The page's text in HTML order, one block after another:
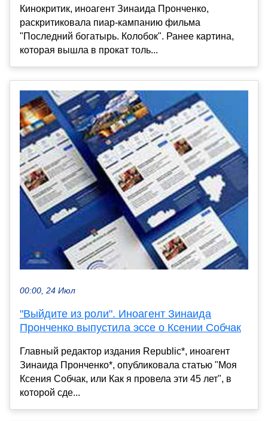
Кинокритик, иноагент Зинаида Пронченко,
раскритиковала пиар-кампанию фильма
"Последний богатырь. Колобок". Ранее картина,
которая вышла в прокат толь...
00:00, 24 Июл
"Выйдите из роли". Иноагент Зинаида
Пронченко выпустила эссе о Ксении Собчак
Главный редактор издания Republic*, иноагент
Зинаида Пронченко*, опубликовала статью "Моя
Ксения Собчак, или Как я провела эти 45 лет", в
которой сде...